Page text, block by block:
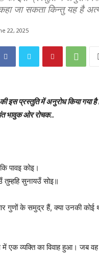
जा सकता किन्तु यह है
22, 2025
प्रस्तुति में अनुरोध किया गया है
भावुक ओर रोचक..
पावइ कोइ।
सुनायउँ सोइ॥
गुणों के समुद्र हैं, क्या उनकी
एक व्यक्ति का विवाह हुआ। जब